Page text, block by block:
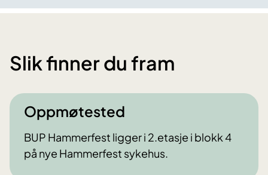
Slik finner du fram
Oppmøtested
BUP Hammerfest ligger i 2.etasje i blokk 4
på nye Hammerfest sykehus.